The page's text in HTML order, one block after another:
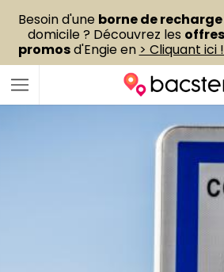
Besoin d'une borne de recharge
domicile ? Découvrez les offres
promosd'Engie en > Cliquant ici